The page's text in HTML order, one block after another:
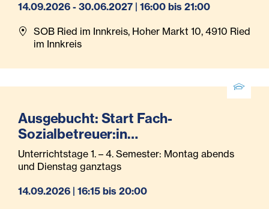
14.09.2026 - 30.06.2027 | 16:00 bis 21:00
SOB Ried im Innkreis, Hoher Markt 10, 4910 Ried
im Innkreis
Ausgebucht: Start Fach-
Sozialbetreuer:in
Behindertenbegleitung September
2026
Unterrichtstage 1. – 4. Semester: Montag abends
und Dienstag ganztags
14.09.2026 | 16:15 bis 20:00